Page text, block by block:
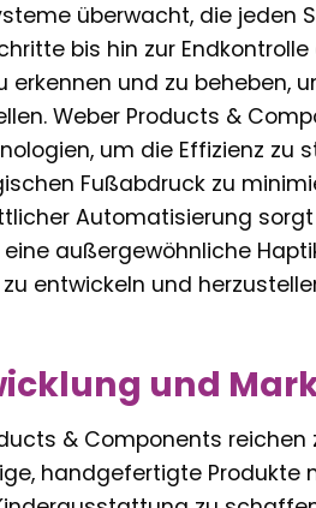
überwacht, die jeden
bis hin zur
erkennen und zu beheben,
Weber Products &
um die Effizienz zu
Fußabdruck zu
Automatisierung
außergewöhnliche
entwickeln und
und
& Components reichen
handgefertigte Produkte